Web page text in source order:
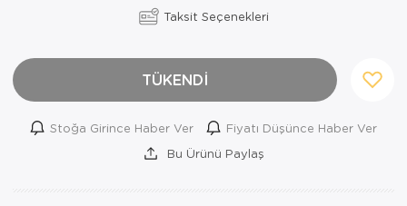
Taksit Seçenekleri
TÜKENDİ
Stoğa Girince Haber Ver
Fiyatı Düşünce Haber Ver
Bu Ürünü Paylaş